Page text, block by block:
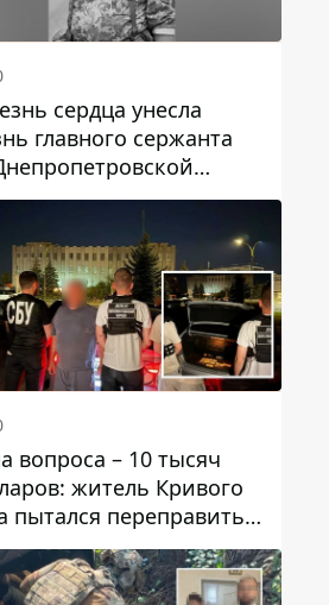
сердца унесла
главного сержанта
Юрия Свистуна
вопроса – 10 тысяч
житель Кривого
пытался переправить
в Словакию